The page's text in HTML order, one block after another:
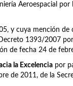
Aeroespacial por
y cuya mención de
1393/2007
de fecha 24 de
la Excelencia por
de 2011, de la